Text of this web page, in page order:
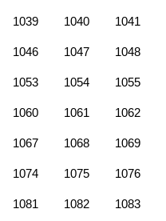
1039 1040 1041
1046 1047 1048
1053 1054 1055
1060 1061 1062
1067 1068 1069
1074 1075 1076
1081 1082 1083